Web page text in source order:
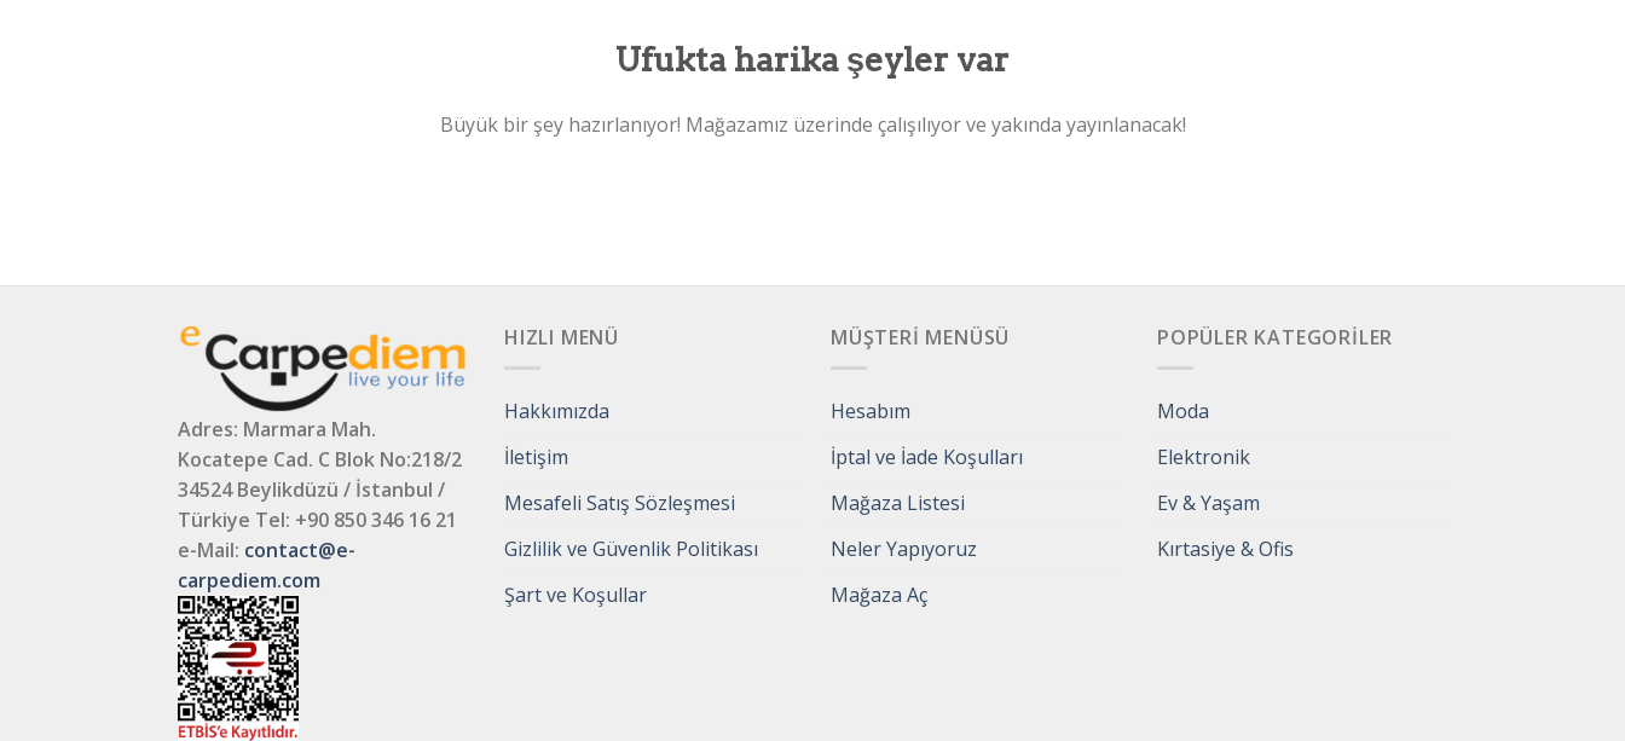
Ufukta harika şeyler var
Büyük bir şey hazırlanıyor! Mağazamız üzerinde çalışılıyor ve yakında yayınlanacak!
Adres: Marmara Mah.
Kocatepe Cad. C Blok No:218/2
34524 Beylikdüzü / İstanbul /
Türkiye Tel: +90 850 346 16 21
e-Mail: contact@e-
carpediem.com
HIZLI MENÜ
Hakkımızda
İletişim
Mesafeli Satış Sözleşmesi
Gizlilik ve Güvenlik Politikası
Şart ve Koşullar
MÜŞTERI MENÜSÜ
Hesabım
İptal ve İade Koşulları
Mağaza Listesi
Neler Yapıyoruz
Mağaza Aç
POPÜLER KATEGORILER
Moda
Elektronik
Ev & Yaşam
Kırtasiye & Ofis